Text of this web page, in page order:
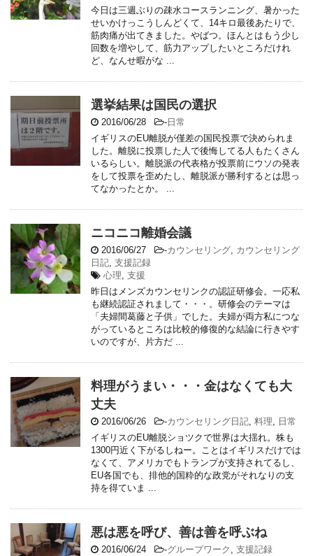
今日は三週ぶりの疎水コースランニング、暑かった
せいかけっこうしんどくて、14キロ最後あたりで、
筋肉痛が出てきました。やばつ。ほんとはもう少し
回数を増やして、筋力アップしたいところだけれ
ど、なんせ暇がな ...
選挙結果は国民の選択
2016/06/28 - 日常
イギリスのEU離脱が僅差の国民投票で決められま
した。離脱に投票した人で後悔してる人もたくさん
いるらしい。離脱派の代表格が投票前にウソの発表
をして投票を歪めたし、離脱派が勝利するとは思っ
てなかったとか。 ...
ニコニコ離婚会議
2016/06/27 -カウンセリング, カウンセリング
日記, 支援記録
心理, 支援
昨日はメンズカウンセリンクの認証研修会。一応私
も継続認証されまして・・・。研修会のテーマは
「夫婦間葛藤と子供」でした。夫婦が両方私につな
がっているところは比較的修復的な結論に行きやす
いのですが、片方だ ...
料理がうまい・・・金はなくても大
丈夫
2016/06/26 -カウンセリング日記, 料理, 日常
イギリスのEU離脱ショツクで世界は大揺れ。株も
1300円近く下がるしねー。ことはイギリスだけでは
なくて、アメリカでもトランプが支持されてるし、
EU各国でも、排他的国粋的な政党がそれなりの支
持を得ていま ...
悪は悪を呼び、善は善を呼ぶね
2016/06/24 -グループワーク , 支援記録